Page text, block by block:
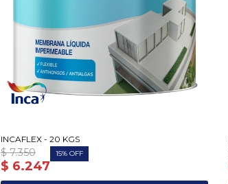
INCAFLEX - 20 KGS
$ 6.247
$ 7.350 15